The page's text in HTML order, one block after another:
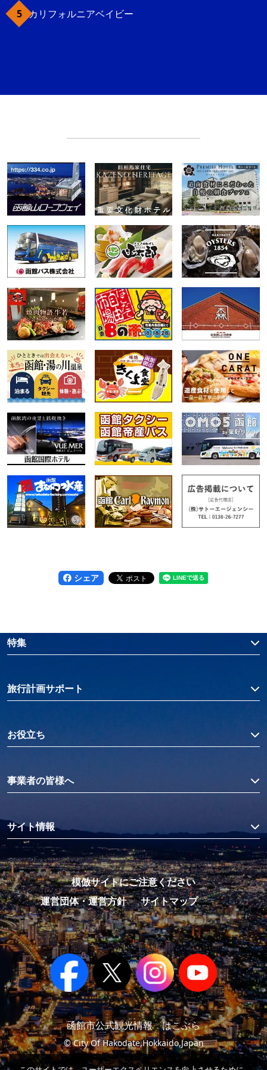
カリフォルニアベイビー
シェア
特集
旅行計画サポート
お役立ち
事業者の皆様へ
サイト情報
模倣サイトにご注意ください
運営団体・運営方針
サイトマップ
函館市公式観光情報 はこぶら
© City Of Hakodate,Hokkaido,Japan